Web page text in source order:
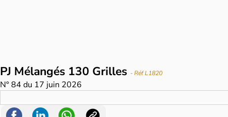
PJ Mélangés 130 Grilles - Réf L1820
N°84 du 17 juin 2026